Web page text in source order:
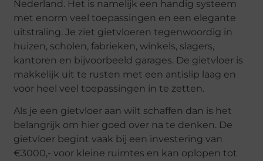
Nederland. Het is namelijk een handig systeem
met enorm veel toepassingen en een elegante
uitstraling. Je ziet gietvloeren tegenwoordig in
huizen, scholen, fabrieken, winkels, slagers,
kantoren en bijvoorbeeld garages. De gietvloer is
makkelijk uit te rusten met een antislip laag en
voor heel veel toepassingen in te zetten.
Als je een gietvloer aan wilt schaffen dan is het
belangrijk om hier goed over na te denken. De
gietvloer begint vaak bij een investering van
€3000,- voor kleine ruimtes en kan oplopen tot